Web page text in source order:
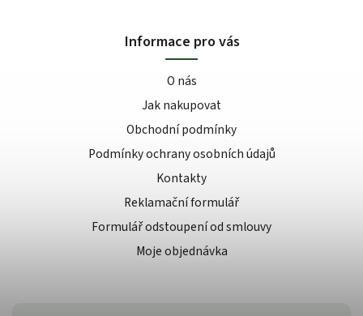
Informace pro vás
O nás
Jak nakupovat
Obchodní podmínky
Podmínky ochrany osobních údajů
Kontakty
Reklamační formulář
Formulář odstoupení od smlouvy
Moje objednávka